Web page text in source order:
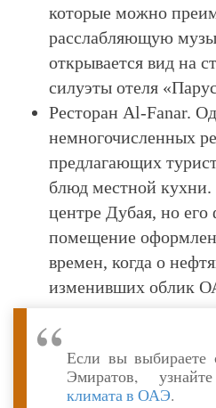
которые можно
расслабляющую
открывается вид на
силуэты отеля
Ресторан Al-Fanar.
немногочисленных
предлагающих
блюд местной кухни.
центре Дубая, но его
помещение
времен, когда о
изменивших облик
Если вы выбираете
Эмиратов,
климата в ОАЭ.